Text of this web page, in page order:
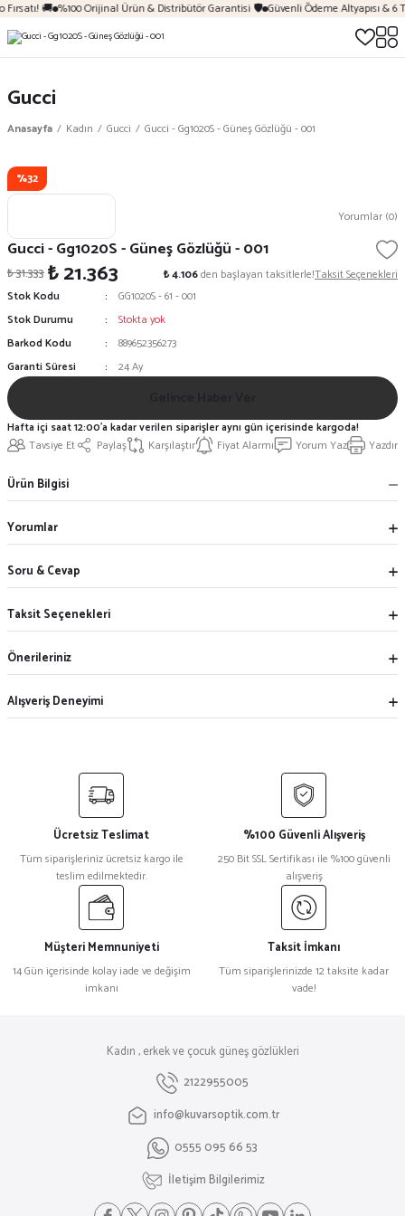
🚚 %100 Orijinal Ürün & Distribütör Garantisi 🛡️ Güvenli Ödeme Altyapısı & 6
Gucci
Anasayfa Kadın Gucci Gucci - Gg1020S - Güneş Gözlüğü - 001
%32
Yorumlar (0)
Gucci - Gg1020S - Güneş Gözlüğü - 001
₺ 31.333₺ 21.363 ₺ 4.106den başlayan taksitlerle!Taksit Seçenekleri
Stok Kodu
GG1020S - 61 - 001
Stok Durumu
Stokta yok
Barkod Kodu
889652356273
Garanti Süresi
24 Ay
Tavsiye Et Paylaş Karşılaştır Fiyat Alarmı Yorum Yaz Yazdır
Hafta içi saat 12:00'a kadar verilen siparişler aynı gün içerisinde kargoda!
Ürün Bilgisi
Yorumlar
Soru & Cevap
Taksit Seçenekleri
Önerileriniz
Alışveriş Deneyimi
Ücretsiz Teslimat
Tüm siparişleriniz ücretsiz kargo ile
teslim edilmektedir.
%100 Güvenli Alışveriş
250 Bit SSL Sertifikası ile %100 güvenli
alışveriş
Müşteri Memnuniyeti
14 Gün içerisinde kolay iade ve değişim
imkanı
Taksit İmkanı
Tüm siparişlerinizde 12 taksite kadar
vade!
Kadın , erkek ve çocuk güneş gözlükleri
2122955005
info@kuvarsoptik.com.tr
0555 095 66 53
İletişim Bilgilerimiz